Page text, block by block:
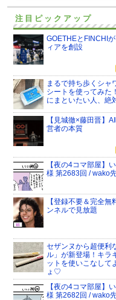
注目ピックアップ
GOETHEとFINCHI
ィアを創設
まるで持ち歩くシャ
シートを使ってみた
にまといたい人、絶
【見城徹×藤田晋】
営者の本質
【夜の4コマ部屋】
様 第2683回 / wako
【登録不要＆完全
ンネルで見放題
セザンヌから超便利
ル」が新登場！キラ
ットを使いこなして
ょ♡
【夜の4コマ部屋】
様 第2682回 / wako